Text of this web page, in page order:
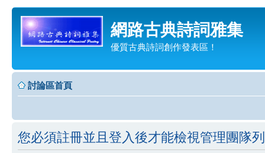
網路古典詩詞雅集
優質古典詩詞創作發表區！
討論區首頁
您必須註冊並且登入後才能檢視管理團隊